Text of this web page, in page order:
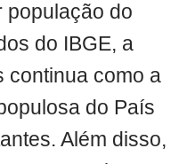
população do
do IBGE, a
continua como a
do País
Além disso,